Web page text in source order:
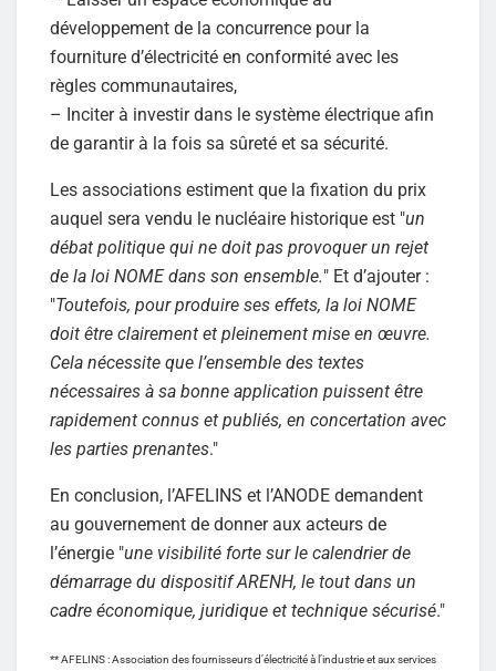
développement de la concurrence pour la
fourniture d’électricité en conformité avec les
règles communautaires,
– Inciter à investir dans le système électrique afin
de garantir à la fois sa sûreté et sa sécurité.
Les associations estiment que la fixation du prix
auquel sera vendu le nucléaire historique est "un
débat politique qui ne doit pas provoquer un rejet
de la loi NOME dans son ensemble." Et d’ajouter :
"Toutefois, pour produire ses effets, la loi NOME
doit être clairement et pleinement mise en œuvre.
Cela nécessite que l’ensemble des textes
nécessaires à sa bonne application puissent être
rapidement connus et publiés, en concertation avec
les parties prenantes."
En conclusion, l’AFELINS et l’ANODE demandent
au gouvernement de donner aux acteurs de
l’énergie "une visibilité forte sur le calendrier de
démarrage du dispositif ARENH, le tout dans un
cadre économique, juridique et technique sécurisé."
** AFELINS : Association des fournisseurs d’électricité à l’industrie et aux services